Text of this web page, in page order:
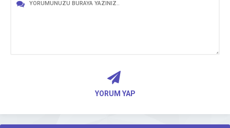
YORUM YAP